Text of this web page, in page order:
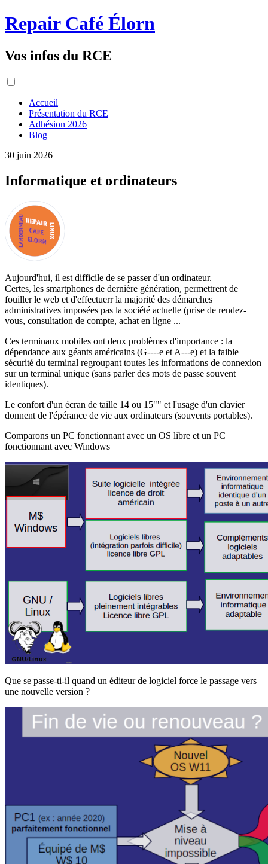
Repair Café Élorn
Vos infos du RCE
Accueil
Présentation du RCE
Adhésion 2026
Blog
30 juin 2026
Informatique et ordinateurs
Aujourd'hui, il est difficile de se passer d'un ordinateur.
Certes, les smartphones de dernière génération, permettrent de
fouiller le web et d'effectuerr la majorité des démarches
administratives imposées pas la société actuelle (prise de rendez-
vous, consultation de compte, achat en ligne ...
Ces terminaux mobiles ont deux problèmes d'importance : la
dépendance aux géants américains (G----e et A---e) et la faible
sécurité du terminal regroupant toutes les informations de connexion
sur un terminal unique (sans parler des mots de passe souvent
identiques).
Le confort d'un écran de taille 14 ou 15"" et l'usage d'un clavier
donnent de l'épérance de vie aux ordinateurs (souvents portables).
Comparons un PC fonctionnant avec un OS libre et un PC
fonctionnant avec Windows
Que se passe-ti-il quand un éditeur de logiciel force le passage vers
une nouvelle version ?